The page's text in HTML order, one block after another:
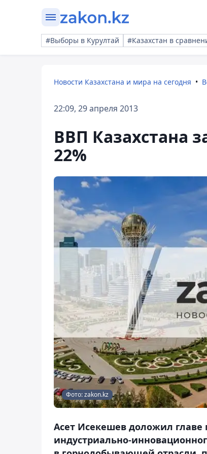
#Выборы в Курултай #Казахстан в
Новости Казахстана и мира на сегодня
22:09, 29 апреля 2013
ВВП Казахстана
22%
Фото: zakon.kz
Асет Исекешев доложил главе
индустриально-